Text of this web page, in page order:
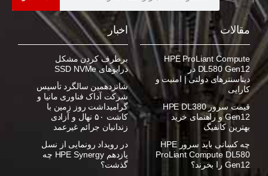
مقالات
HPE ProLiant Compute
DL580 Gen12 در
دیتاسنترهای دولتی | امنیت و
کارایی
قیمت سرور HPE DL380
Gen12 و راهنمای خرید
بهترین کانفیگ
چه کسانی باید سرور HPE
ProLiant Compute DL580
Gen12 را بخرند؟
اخبار
برطرف کردن مشکل
درایوهای SSD NVMe
شانزدهمین سالگرد تأسیس
شرکت آداک فناوری مانیا و
گرامیداشت روز زمین با
کاشت ۵۰ نهال و آزادی
زندانیان جرائم غیرعمد
در رویداد رونمایی از نسل
یازدهم HPE Synergy چه
گذشت؟